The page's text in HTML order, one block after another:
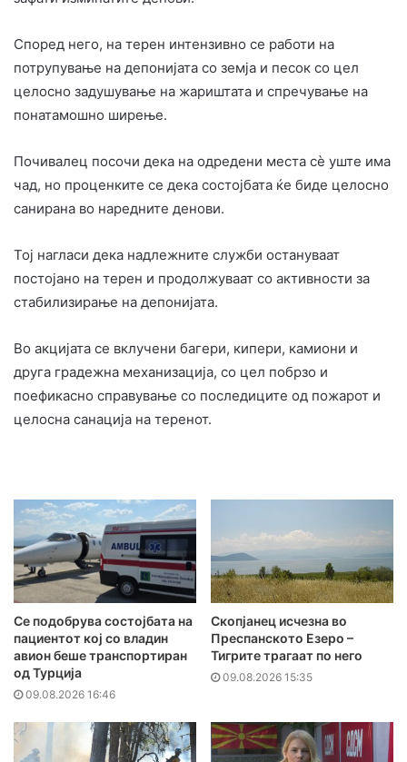
Според него, на терен интензивно се работи на
потрупување на депонијата со земја и песок со цел
целосно задушување на жариштата и спречување на
понатамошно ширење.
Почивалец посочи дека на одредени места сè уште има
чад, но проценките се дека состојбата ќе биде целосно
санирана во наредните денови.
Тој нагласи дека надлежните служби остануваат
постојано на терен и продолжуваат со активности за
стабилизирање на депонијата.
Во акцијата се вклучени багери, кипери, камиони и
друга градежна механизација, со цел побрзо и
поефикасно справување со последиците од пожарот и
целосна санација на теренот.
Се подобрува состојбата на
пациентот кој со владин
авион беше транспортиран
од Турција
09.08.2026 16:46
Скопјанец исчезна во
Преспанското Езеро –
Тигрите трагаат по него
09.08.2026 15:35